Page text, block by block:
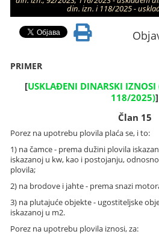
din. izn. i 118/2025 -
PRIMER
[USKLAĐENI DINARSKI
118/2025)]
Član 15
Porez na upotrebu plovila plaća se, i to:
1) na čamce - prema dužini plovila
iskazanoj u kw, kao i postojanju,
plovila;
2) na brodove i jahte - prema snazi
3) na plutajuće objekte - ugostiteljske
iskazanoj u m2.
Porez na upotrebu plovila iznosi, za: